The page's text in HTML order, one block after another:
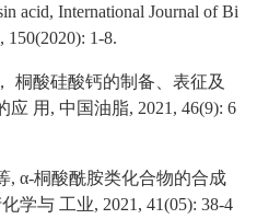
acid, International Journal of Bi
150(2020): 1-8.
， 桐酸硅酸钙的制备、表征及
应 用 , 中国油脂, 2021, 46(9): 6
, α-桐酸酰胺类化合物的合成
学与 工业, 2021, 41(05): 38-4